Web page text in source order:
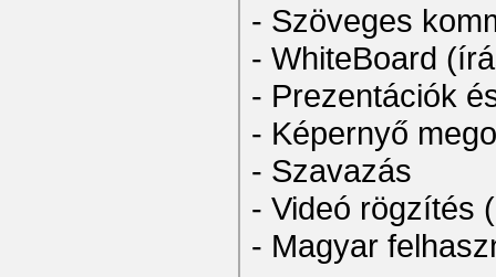
- Szöveges
- WhiteBoard
- Prezentációk
- Képernyő
- Szavazás
- Videó rögzítés
- Magyar